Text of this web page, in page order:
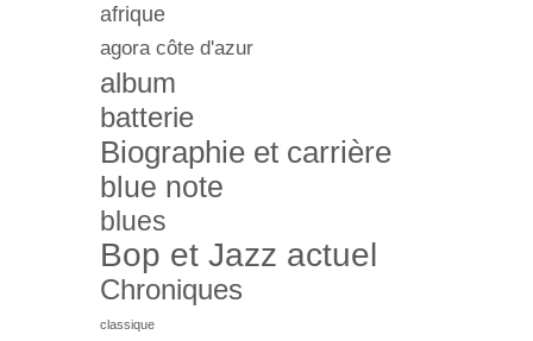
afrique
agora côte d'azur
album
batterie
Biographie et carrière
blue note
blues
Bop et Jazz actuel
Chroniques
classique